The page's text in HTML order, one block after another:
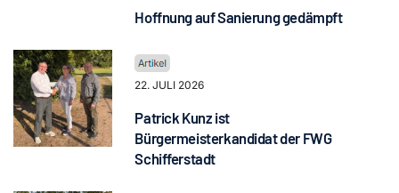
Hoffnung auf Sanierung gedämpft
22. JULI 2026
Patrick Kunz ist
Bürgermeisterkandidat der FWG
Schifferstadt